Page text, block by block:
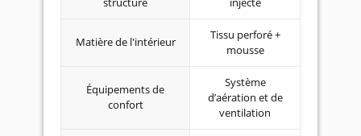
Matière de l'intérieur
Tissu perforé +
mousse
Équipements de
confort
Système
d’aération et de
ventilation